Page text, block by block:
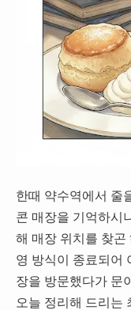
한때 약수역에서 줄
콘 매장을 기억하시
해 매장 위치를 찾곤
영 방식이 종료되어
장을 방문했다가 문
오늘 정리해 드리는